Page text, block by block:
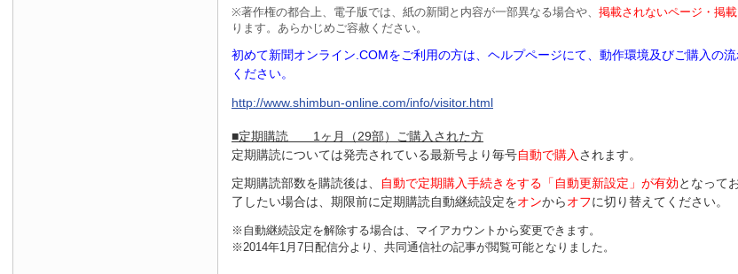
※著作権の都合上、電子版では、紙の新聞と内容が一部異なる場合や、 掲載されないページ・掲
ります。あらかじめご容赦ください。
初めて新聞オンライン.COMをご利用の方は、ヘルプページにて、動作環境及びご購入の
ください。
http://www.shimbun-online.com/info/visitor.html
■定期購読 1ヶ月（29部）
ご購入された方
定期購読については発売されている最新号より毎号自動で購入 されます。
定期購読部数を購読後は、 自動で定期購入手続きをする「自動更新設定」が有効となって
了したい場合は、期限前に定期購読自動継続設定をオンからオフに切り替えてください。
※自動継続設定を解除する場合は、マイアカウントから変更できます。
※2014年1月7日配信分より、共同通信社の記事が閲覧可能となりました。